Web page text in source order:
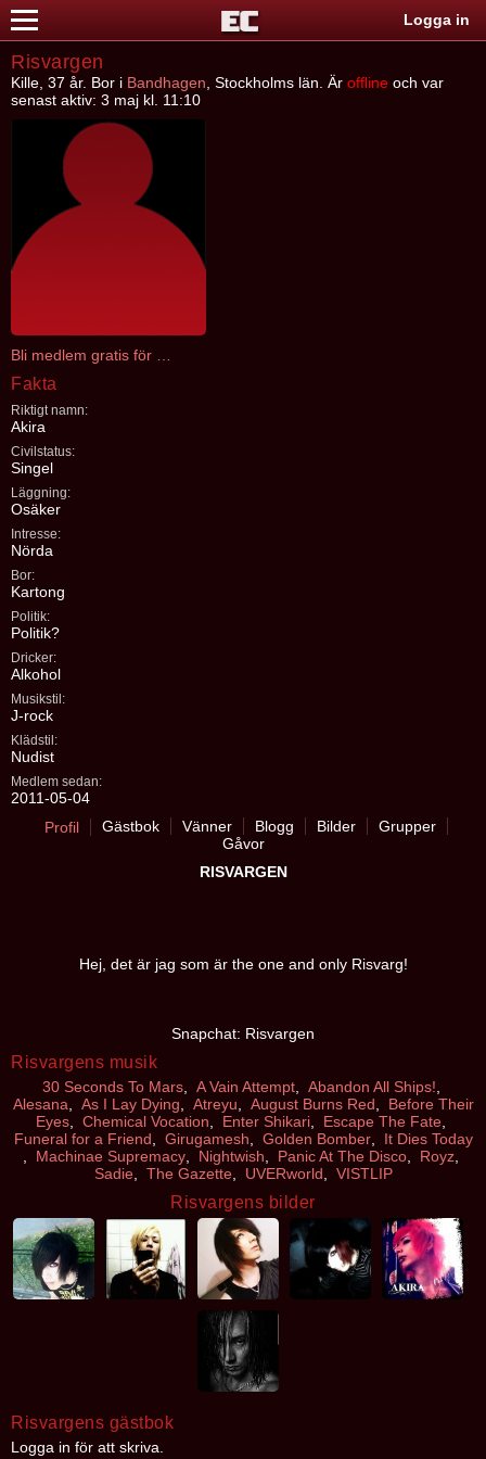
Logga in
Risvargen
Kille, 37 år. Bor i Bandhagen , Stockholms län. Är offline och var
senast aktiv: 3 maj kl. 11:10
Fakta
Riktigt namn:
Akira
Civilstatus:
Singel
Läggning:
Osäker
Intresse:
Nörda
Bor:
Kartong
Politik:
Politik?
Dricker:
Alkohol
Musikstil:
J-rock
Klädstil:
Nudist
Medlem sedan:
2011-05-04
Profil
Gästbok Vänner Blogg Bilder
Grupper
Gåvor
RISVARGEN
Hej, det är jag som är the one and only Risvarg!
Snapchat: Risvargen
Risvargens musik
30 Seconds To Mars, A Vain Attempt, Abandon All Ships!
Alesana
As I Lay Dying Atreyu August Burns Red
Before Their
Eyes
Chemical Vocation Enter Shikari Escape The Fate
Funeral for a Friend
Girugamesh Golden Bomber, It Dies Today
Machinae Supremacy Nightwish Panic At The Disco Royz
Sadie, The Gazette, UVERworld VISTLIP
Risvargens bilder
Risvargens gästbok
Logga in för att skriva.